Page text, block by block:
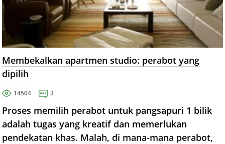
Membekalkan apartmen studio: perabot yang
dipilih
14504 3
Proses memilih perabot untuk pangsapuri 1 bilik
adalah tugas yang kreatif dan memerlukan
pendekatan khas. Malah, di mana-mana perabot,